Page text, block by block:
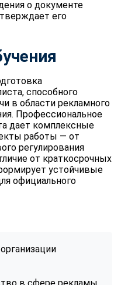
о документе
его
способного
в области рекламного
Профессиональное
дает комплексные
работы — от
регулирования
от краткосрочных
устойчивые
официального